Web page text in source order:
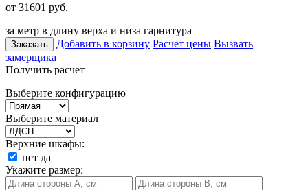
от 31601 руб.
за метр в длину верха и низа гарнитура
Заказать Добавить в корзину Расчет цены Вызвать
замерщика
Получить расчет
Выберите конфигурацию
Выберите материал
Верхние шкафы:
нет да
Укажите размер: